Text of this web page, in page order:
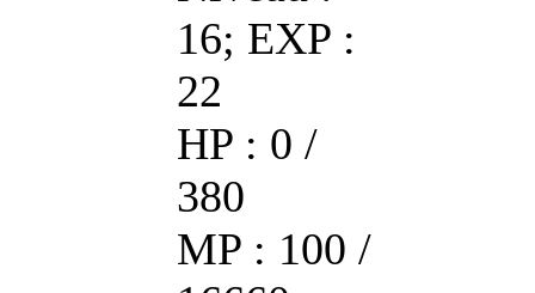
16; EXP :
22
HP : 0 /
380
MP : 100 /